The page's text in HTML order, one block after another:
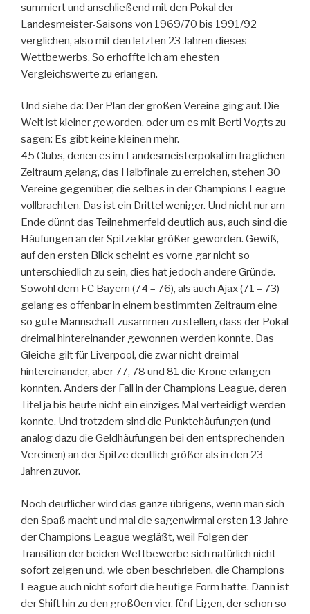
summiert und anschließend mit den Pokal der
Landesmeister-Saisons von 1969/70 bis 1991/92
verglichen, also mit den letzten 23 Jahren dieses
Wettbewerbs. So erhoffte ich am ehesten
Vergleichswerte zu erlangen.
Und siehe da: Der Plan der großen Vereine ging auf. Die
Welt ist kleiner geworden, oder um es mit Berti Vogts zu
sagen: Es gibt keine kleinen mehr.
45 Clubs, denen es im Landesmeisterpokal im fraglichen
Zeitraum gelang, das Halbfinale zu erreichen, stehen 30
Vereine gegenüber, die selbes in der Champions League
vollbrachten. Das ist ein Drittel weniger. Und nicht nur am
Ende dünnt das Teilnehmerfeld deutlich aus, auch sind die
Häufungen an der Spitze klar größer geworden. Gewiß,
auf den ersten Blick scheint es vorne gar nicht so
unterschiedlich zu sein, dies hat jedoch andere Gründe.
Sowohl dem FC Bayern (74 – 76), als auch Ajax (71 – 73)
gelang es offenbar in einem bestimmten Zeitraum eine
so gute Mannschaft zusammen zu stellen, dass der Pokal
dreimal hintereinander gewonnen werden konnte. Das
Gleiche gilt für Liverpool, die zwar nicht dreimal
hintereinander, aber 77, 78 und 81 die Krone erlangen
konnten. Anders der Fall in der Champions League, deren
Titel ja bis heute nicht ein einziges Mal verteidigt werden
konnte. Und trotzdem sind die Punktehäufungen (und
analog dazu die Geldhäufungen bei den entsprechenden
Vereinen) an der Spitze deutlich größer als in den 23
Jahren zuvor.
Noch deutlicher wird das ganze übrigens, wenn man sich
den Spaß macht und mal die sagenwirmal ersten 13 Jahre
der Champions League wegläßt, weil Folgen der
Transition der beiden Wettbewerbe sich natürlich nicht
sofort zeigen und, wie oben beschrieben, die Champions
League auch nicht sofort die heutige Form hatte. Dann ist
der Shift hin zu den groß0en vier, fünf Ligen, der schon so